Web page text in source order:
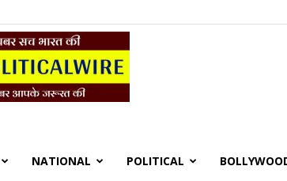
NATIONAL POLITICAL